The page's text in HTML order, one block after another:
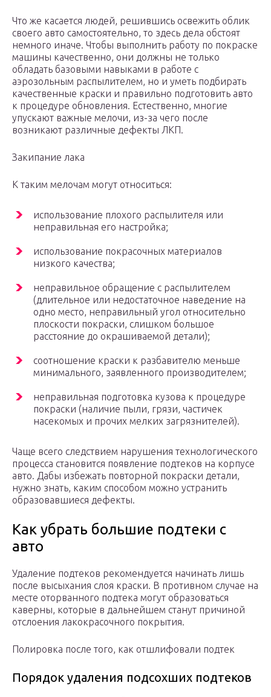
Что же касается людей, решившись освежить облик
своего авто самостоятельно, то здесь дела обстоят
немного иначе. Чтобы выполнить работу по покраске
машины качественно, они должны не только
обладать базовыми навыками в работе с
аэрозольным распылителем, но и уметь подбирать
качественные краски и правильно подготовить авто
к процедуре обновления. Естественно, многие
упускают важные мелочи, из-за чего после
возникают различные дефекты ЛКП.
Закипание лака
К таким мелочам могут относиться:
использование плохого распылителя или
неправильная его настройка;
использование покрасочных материалов
низкого качества;
неправильное обращение с распылителем
(длительное или недостаточное наведение на
одно место, неправильный угол относительно
плоскости покраски, слишком большое
расстояние до окрашиваемой детали);
соотношение краски к разбавителю меньше
минимального, заявленного производителем;
неправильная подготовка кузова к процедуре
покраски (наличие пыли, грязи, частичек
насекомых и прочих мелких загрязнителей).
Чаще всего следствием нарушения технологического
процесса становится появление подтеков на корпусе
авто. Дабы избежать повторной покраски детали,
нужно знать, каким способом можно устранить
образовавшиеся дефекты.
Как убрать большие подтеки с
авто
Удаление подтеков рекомендуется начинать лишь
после высыхания слоя краски. В противном случае на
месте оторванного подтека могут образоваться
каверны, которые в дальнейшем станут причиной
отслоения лакокрасочного покрытия.
Полировка после того, как отшлифовали подтек
Порядок удаления подсохших подтеков